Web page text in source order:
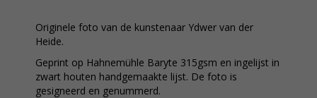
Originele foto van de kunstenaar Ydwer van der
Heide.
Geprint op Hahnemühle Baryte 315gsm en ingelijst in
zwart houten handgemaakte lijst. De foto is
gesigneerd en genummerd.